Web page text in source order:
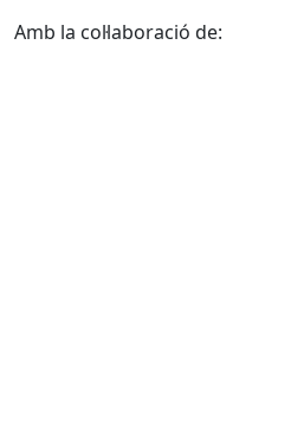
Amb la col·laboració de: